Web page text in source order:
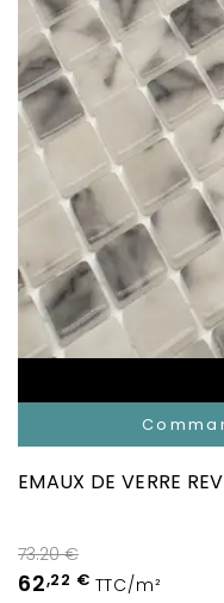
EMAUX DE VERRE
73.20 €
62,22 € TTC/m²